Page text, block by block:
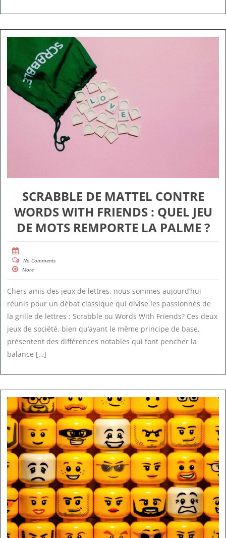
SCRABBLE DE MATTEL CONTRE
WORDS WITH FRIENDS : QUEL JEU
DE MOTS REMPORTE LA PALME ?
No Comments
More
Chers amis des jeux de lettres, nous sommes aujourd’hui
réunis pour un débat classique qui divise les passionnés de
la grille de lettres : Scrabble ou Words With Friends? Ces deux
jeux de société, bien qu’ayant le même principe de base,
présentent des différences notables qui font pencher la
balance […]